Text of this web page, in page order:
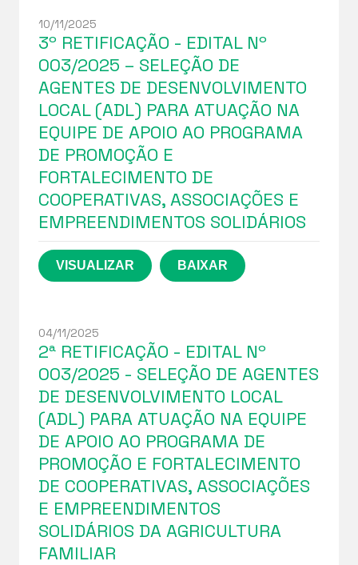
10/11/2025
3º RETIFICAÇÃO - EDITAL Nº
003/2025 – SELEÇÃO DE
AGENTES DE DESENVOLVIMENTO
LOCAL (ADL) PARA ATUAÇÃO NA
EQUIPE DE APOIO AO PROGRAMA
DE PROMOÇÃO E
FORTALECIMENTO DE
COOPERATIVAS, ASSOCIAÇÕES E
EMPREENDIMENTOS SOLIDÁRIOS
04/11/2025
2ª RETIFICAÇÃO - EDITAL Nº
003/2025 - SELEÇÃO DE AGENTES
DE DESENVOLVIMENTO LOCAL
(ADL) PARA ATUAÇÃO NA EQUIPE
DE APOIO AO PROGRAMA DE
PROMOÇÃO E FORTALECIMENTO
DE COOPERATIVAS, ASSOCIAÇÕES
E EMPREENDIMENTOS
SOLIDÁRIOS DA AGRICULTURA
FAMILIAR